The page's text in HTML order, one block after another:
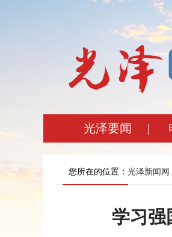
光泽要闻 |
您所在的位置： 光泽新闻网
学习强